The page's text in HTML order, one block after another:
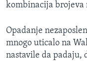
kombinacija brojeva
Opadanje
mnogo uticalo na
nastavile da padaju,